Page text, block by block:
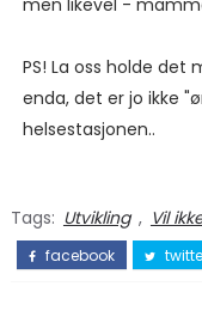
men likevel -
PS! La oss holde
enda, det er jo ikke
helsestasjonen..
Tags: Utvikling , Vil
facebook